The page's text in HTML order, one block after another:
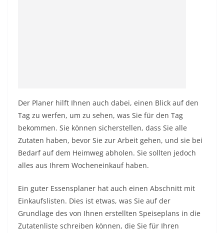
Der Planer hilft Ihnen auch dabei, einen Blick auf den
Tag zu werfen, um zu sehen, was Sie für den Tag
bekommen. Sie können sicherstellen, dass Sie alle
Zutaten haben, bevor Sie zur Arbeit gehen, und sie bei
Bedarf auf dem Heimweg abholen. Sie sollten jedoch
alles aus Ihrem Wocheneinkauf haben.
Ein guter Essensplaner hat auch einen Abschnitt mit
Einkaufslisten. Dies ist etwas, was Sie auf der
Grundlage des von Ihnen erstellten Speiseplans in die
Zutatenliste schreiben können, die Sie für Ihren